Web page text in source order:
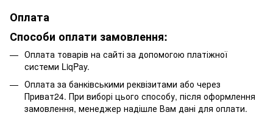
Оплата
Способи оплати замовлення:
Оплата товарів на сайті за допомогою платіжної
системи LiqPay.
Оплата за банківськими реквізитами або через
Приват24. При виборі цього способу, після оформлення
замовлення, менеджер надішле Вам дані для оплати.